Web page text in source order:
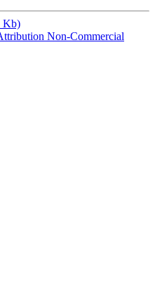
Kb)
Non-Commercial